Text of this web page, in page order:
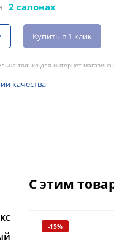
2 салонах
Купить в 1 клик
только для интернет-
качества
С этим
-15%